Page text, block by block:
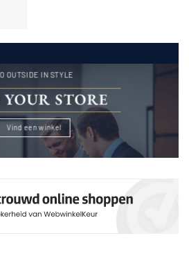
OUTSIDE IN STYLE
STORE
Vind een winkel